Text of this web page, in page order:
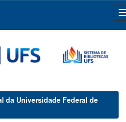
da Universidade Federal de